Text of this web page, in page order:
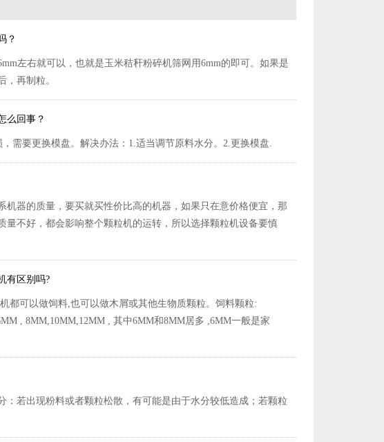
？
左右就可以，也就是玉米秸秆粉碎机筛网用6mm的即可。如果是
再制粒。
么回事？
需要更换模盘。解决办法：1.适当调节原料水分。2.更换模盘.
器的质量，要买就买性价比高的机器，如果只在意价格便宜，那
不好，都会影响整个颗粒机的运转，所以选择颗粒机设备要慎
有区别吗?
都可以做饲料,也可以做木屑或其他生物质颗粒。饲料颗粒:
, 8MM,10MM,12MM , 其中6MM和8MM居多 ,6MM一般是家
若出现粉料或者颗粒松散，有可能是由于水分较低造成；若颗粒